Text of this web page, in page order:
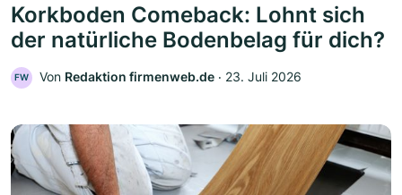
Korkboden Comeback: Lohnt sich
der natürliche Bodenbelag für dich?
FW Von Redaktion firmenweb.de ‧ 23. Juli 2026